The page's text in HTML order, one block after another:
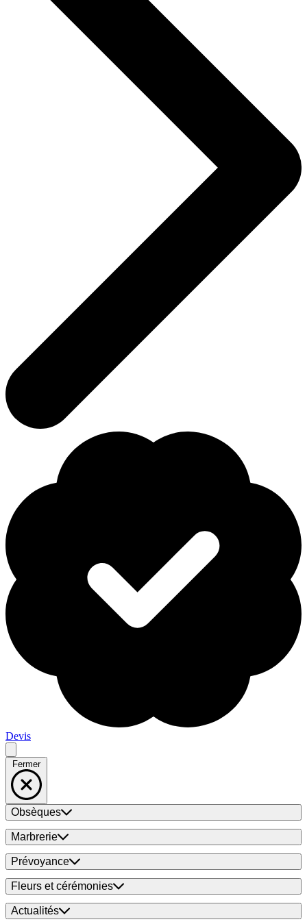
Devis
Fermer
Obsèques
Marbrerie
Prévoyance
Fleurs et cérémonies
Actualités